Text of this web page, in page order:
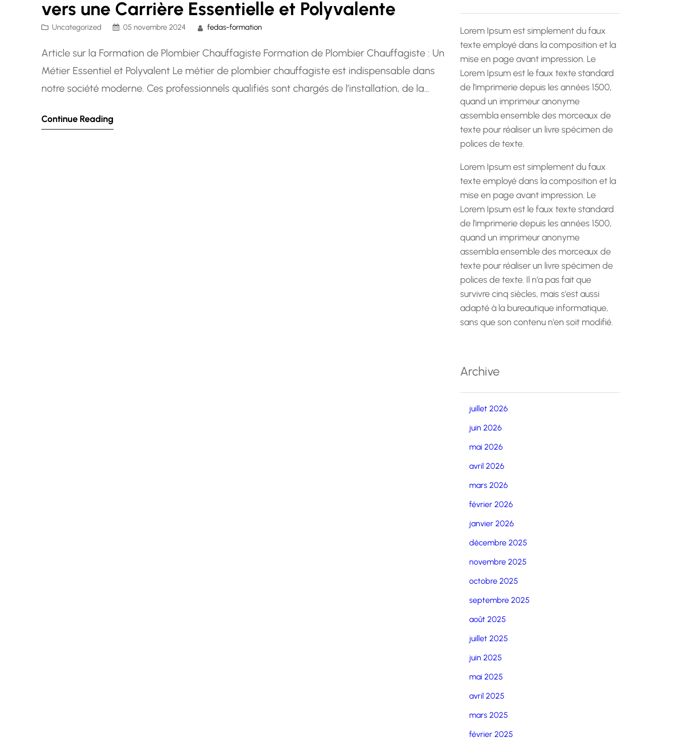
vers une Carrière Essentielle et Polyvalente
Uncategorized 05 novembre 2024 fedas-formation
Article sur la Formation de Plombier Chauffagiste Formation de Plombier Chauffagiste : Un
Métier Essentiel et Polyvalent Le métier de plombier chauffagiste est indispensable dans
notre société moderne. Ces professionnels qualifiés sont chargés de l’installation, de la
résidentiels, commerciaux et industriels.…
Continue Reading
h
e
Lorem Ipsum est simplement du faux
texte employé dans la composition et la
mise en page avant impression. Le
Lorem Ipsum est le faux texte standard
de l'imprimerie depuis les années 1500,
quand un imprimeur anonyme
assembla ensemble des morceaux de
texte pour réaliser un livre spécimen de
polices de texte.
Lorem Ipsum est simplement du faux
texte employé dans la composition et la
mise en page avant impression. Le
Lorem Ipsum est le faux texte standard
de l'imprimerie depuis les années 1500,
quand un imprimeur anonyme
assembla ensemble des morceaux de
texte pour réaliser un livre spécimen de
polices de texte. Il n'a pas fait que
survivre cinq siècles, mais s'est aussi
adapté à la bureautique informatique,
sans que son contenu n'en soit modifié.
Archive
juillet 2026
juin 2026
mai 2026
avril 2026
mars 2026
février 2026
janvier 2026
décembre 2025
novembre 2025
octobre 2025
septembre 2025
août 2025
juillet 2025
juin 2025
mai 2025
avril 2025
mars 2025
février 2025